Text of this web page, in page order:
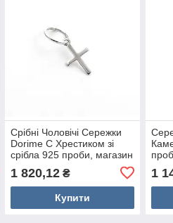
Срібні Чоловічі Сережки
Dorime C Хрестиком зі
срібла 925 проби, магазин
1 820,12₴
Купити
1